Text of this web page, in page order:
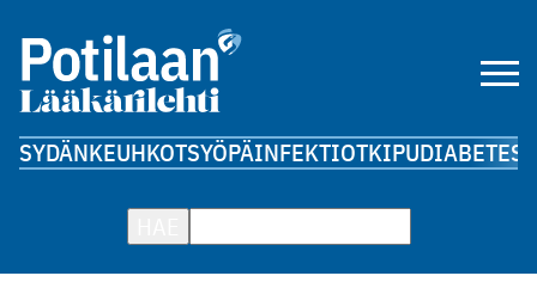
SYDÄNKEUHKOTSYÖPÄINFEKTIOTKIPUDIABETES